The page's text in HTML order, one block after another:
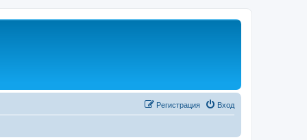
Вход
Регистрация